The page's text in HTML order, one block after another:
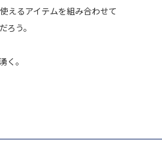
えるアイテムを組み合わせて
う。
く。